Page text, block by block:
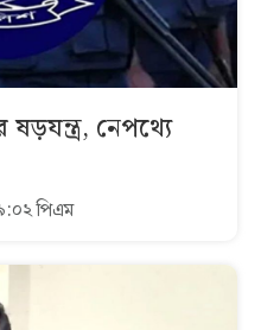
নেপথ্যে
পিএম